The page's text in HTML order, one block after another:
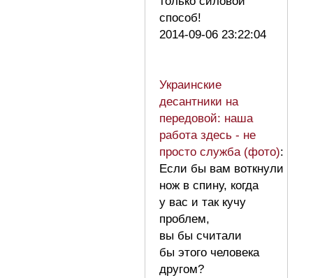
способ!
2014-09-06 23:22:04
Украинские
десантники на
передовой: наша
работа здесь - не
просто служба (фото):
Если бы вам воткнули
нож в спину, когда
у вас и так кучу
проблем,
вы бы считали
бы этого человека
другом?